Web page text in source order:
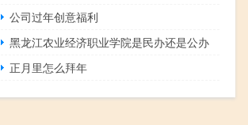
公司过年创意福利
黑龙江农业经济职业学院是民办还是公办
正月里怎么拜年